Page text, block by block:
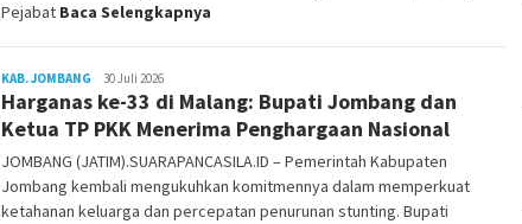
Pejabat Baca Selengkapnya
KAB. JOMBANG Siyanto
30 Juli 2026
Harganas ke-33 di Malang: Bupati Jombang dan
Ketua TP PKK Menerima Penghargaan Nasional
JOMBANG (JATIM).SUARAPANCASILA.ID – Pemerintah Kabupaten
Jombang kembali mengukuhkan komitmennya dalam memperkuat
ketahanan keluarga dan percepatan penurunan stunting. Bupati